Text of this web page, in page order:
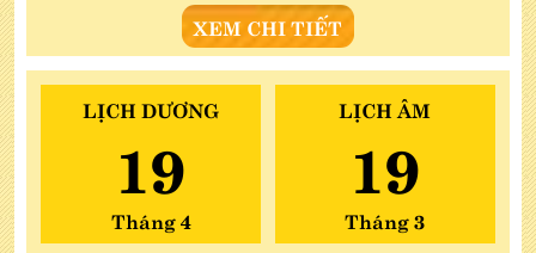
XEM CHI TIẾT
LỊCH DƯƠNG
19
Tháng 4
LỊCH ÂM
19
Tháng 3